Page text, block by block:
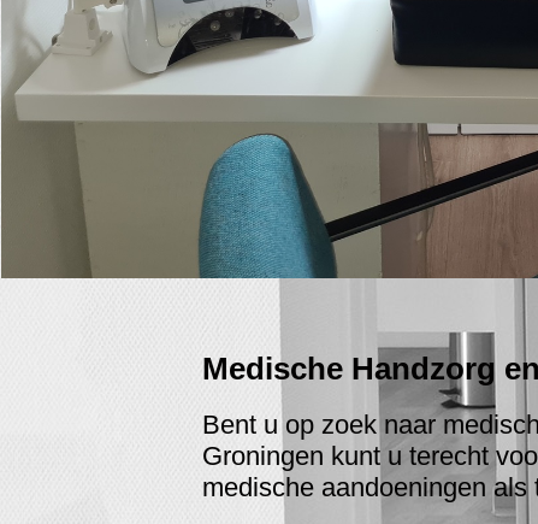
Medische Handzorg
Bent u op zoek naar
Groningen kunt u terecht
medische aandoeningen